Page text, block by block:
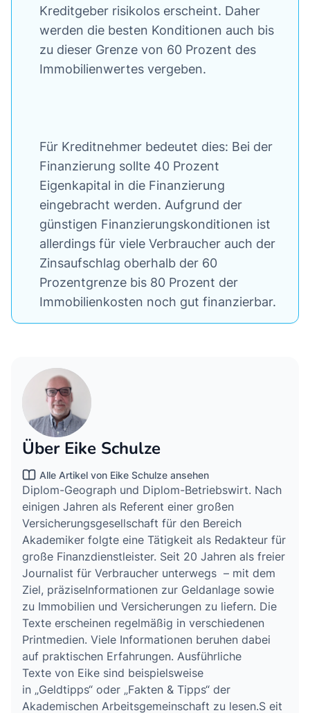
Kreditgeber risikolos erscheint. Daher
werden die besten Konditionen auch bis
zu dieser Grenze von 60 Prozent des
Immobilienwertes vergeben.
Für Kreditnehmer bedeutet dies: Bei der
Finanzierung sollte 40 Prozent
Eigenkapital in die Finanzierung
eingebracht werden. Aufgrund der
günstigen Finanzierungskonditionen ist
allerdings für viele Verbraucher auch der
Zinsaufschlag oberhalb der 60
Prozentgrenze bis 80 Prozent der
Immobilienkosten noch gut finanzierbar.
Über Eike Schulze
Alle Artikel von Eike Schulze ansehen
Diplom-Geograph und Diplom-Betriebswirt. Nach
einigen Jahren als Referent einer großen
Versicherungsgesellschaft für den Bereich
Akademiker folgte eine Tätigkeit als Redakteur für
große Finanzdienstleister. Seit 20 Jahren als freier
Journalist für Verbraucher unterwegs – mit dem
Ziel, präziseInformationen zur Geldanlage sowie
zu Immobilien und Versicherungen zu liefern. Die
Texte erscheinen regelmäßig in verschiedenen
Printmedien. Viele Informationen beruhen dabei
auf praktischen Erfahrungen. Ausführliche
Texte von Eike sind beispielsweise
in „Geldtipps“ oder „Fakten & Tipps“ der
Akademischen Arbeitsgemeinschaft zu lesen.S eit